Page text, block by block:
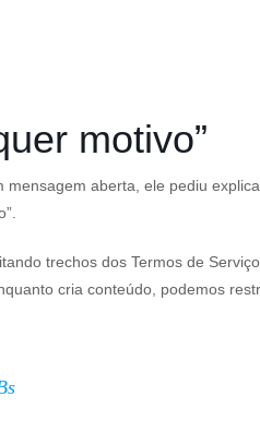
motivo”
aberta, ele pediu
trechos dos Termos de
cria conteúdo, podemos